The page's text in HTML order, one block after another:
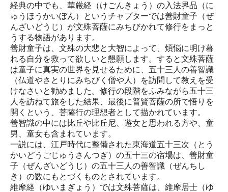
経典の中でも、華厳経（けごんきょう）の入法界品（に
ゅうほうかいぼん）というチャプターでは善財童子（ぜ
んざいどうじ）が文殊菩薩にみちびかれて修行をまっと
うする物語があります。
善財童子は、文殊の大悲と大智によって、煩悩に明け暮
れる自分を救って欲しいと懇願します。すると文殊菩薩
は童子に真実の世界を見せるために、五十三人の善智識
（仏道やさとりにみちびく僧や人）を訪問して教えを受
けなさいと勧めました。修行の段階をふみながら五十三
人を訪ねて旅をした結果、最後に普賢菩薩の所で悟りを
開くという、菩薩行の理想者として描かれています。
善智識の中には比丘や比丘尼、遊女と思われる方や、童
男、童女も含まれています。
一説には、江戸時代に整備された東海道五十三次（とう
かいどうごじゅうさんつぎ）の五十三の宿場は、善財童
子（ぜんざいどうじ）の五十三人の善智識（ぜんちし
き）の数にもとづくものとされています。
維摩経（ゆいまぎょう）では文殊菩薩は、維摩居士（ゆ